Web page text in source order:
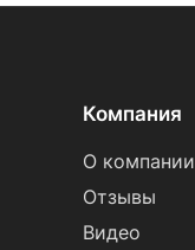
Компания
О компании
Отзывы
Видео